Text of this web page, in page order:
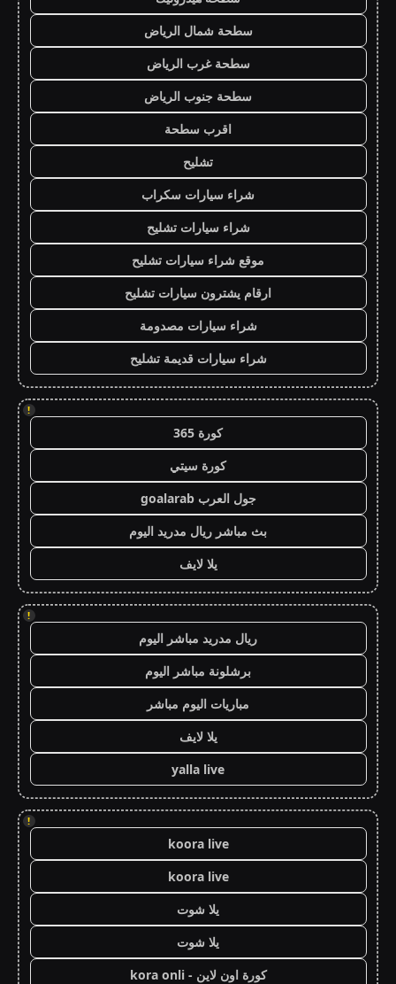
سطحة شمال الرياض
سطحة غرب الرياض
سطحة جنوب الرياض
اقرب سطحة
تشليح
شراء سيارات سكراب
شراء سيارات تشليح
موقع شراء سيارات تشليح
ارقام يشترون سيارات تشليح
شراء سيارات مصدومة
شراء سيارات قديمة تشليح
!
كورة 365
كورة سيتي
جول العرب goalarab
بث مباشر ريال مدريد اليوم
يلا لايف
!
ريال مدريد مباشر اليوم
برشلونة مباشر اليوم
مباريات اليوم مباشر
يلا لايف
yalla live
!
koora live
koora live
يلا شوت
يلا شوت
كورة اون لاين - kora onli